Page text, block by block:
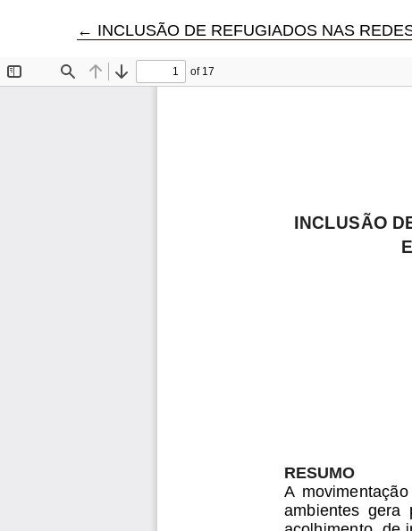
← Voltar aos Detalhes do Artigo
INCLUSÃO DE REFUGIADOS NAS REDES